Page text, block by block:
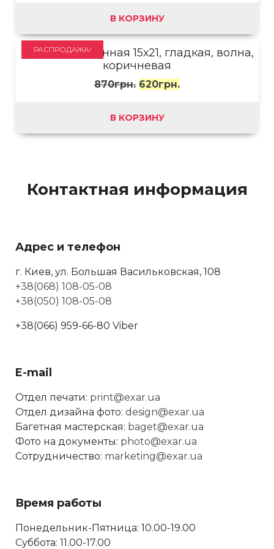
В КОРЗИНУ
РАСПРОДАЖА!
Рамка деревянная 15х21, гладкая, волна,
коричневая
870грн. 620грн.
В КОРЗИНУ
Контактная информация
Адрес и телефон
г. Киев, ул. Большая Васильковская, 108
+38(068) 108-05-08
+38(050) 108-05-08
+38(066) 959-66-80 Viber
E-mail
Отдел печати: print@exar.ua
Отдел дизайна фото: design@exar.ua
Багетная мастерская: baget@exar.ua
Фото на документы: photo@exar.ua
Сотрудничество: marketing@exar.ua
Время работы
Понедельник-Пятница: 10.00-19.00
Суббота: 11.00-17.00